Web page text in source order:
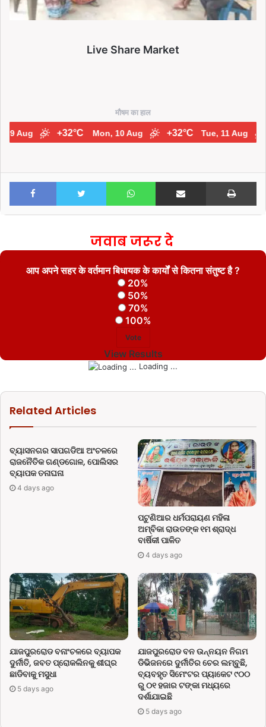
Live Share Market
मौषम का हाल
+32°C Mon, 10 Aug +32°C Tue, 11 Aug
Facebook Twitter WhatsApp Share via Email
जवाब जरूर दे
आप अपने सहर के वर्तमान बिधायक के कार्यों से कितना संतुष्ट है ?
20%
50%
70%
100%
View Results
Loading ...
Related Articles
ବ୍ୟାସନଗର ସାପଗଡିଆ ଅଂଚଳରେ
ରାଜନୈତିକ ଗଣ୍ଡଗୋଳ, ପୋଲିସର
ବ୍ୟାପକ ତନାଘନା
4 days ago
ପଟୁଣିଆର ଧର୍ମପରାୟଣ ମହିଳା
ଅମ୍ବିକା ରାଉତଙ୍କ ୧ମ ଶ୍ରାଦ୍ଧ
ବାର୍ଷିକୀ ପାଳିତ
4 days ago
ଯାଜପୁରରୋଡ ବନାଂଚଳରେ ବ୍ୟାପକ
ଦୁର୍ନୀତି, ଜବତ ପ୍ରୋକଲିନକୁ ଶୀଘ୍ର
ଛାଡିବାକୁ ମସୁଧା
5 days ago
ଯାଜପୁରରୋଡ ବନ ଉନ୍ନୟନ ନିଗମ
ଡିଭିଜନରେ ଦୁର୍ନୀତିର ଚେର ଲମ୍ବୁଛି,
ବ୍ୟବହୃତ ସିମେଂଟର ପ୍ୟାକେଟ ୯୦୦
ରୁ ୦୧ ହଜାର ଟଙ୍କା ମଧ୍ୟରେ
ଦର୍ଶାଯାଇଛି
5 days ago